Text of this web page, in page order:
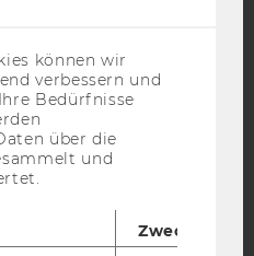
NewsletterBluesky
WEBSEITE
können wir
verbessern und
Bedürfnisse
über die
und
Zweck